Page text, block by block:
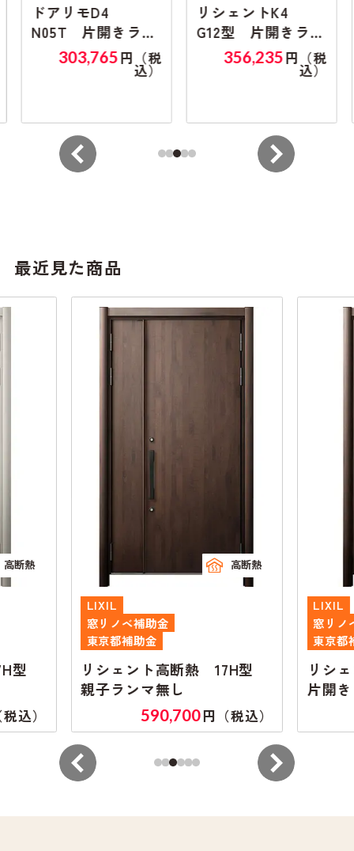
ドアリモD4
N05T 片開きラン
マ無し303,765円（税
込）
リシェントK4
G12型 片開きラン
マ無し356,235円（税
込）
最近見た商品
高断熱
型
込）
高断熱
LIXIL
窓リノベ補助金
東京都補助金
リシェント高断熱 17H型
親子ランマ無し
590,700円（税込）
LIXIL
窓リノ
東京都
リシ
片開